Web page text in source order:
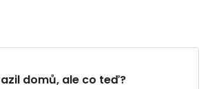
domů, ale co teď?